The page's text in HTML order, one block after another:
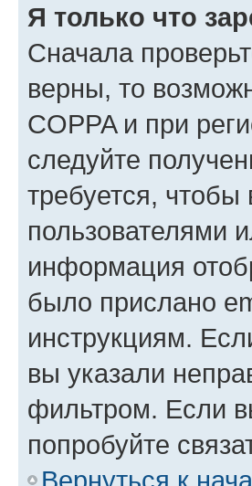
Я только что
Сначала
верны, то
COPPA и при
следуйте
требуется,
пользователями
информация
было прислано
инструкциям.
вы указали
фильтром. Если
попробуйте
Вернуться к